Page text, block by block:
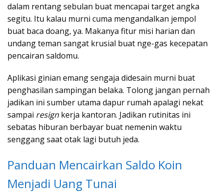
dalam rentang sebulan buat mencapai target angka
segitu. Itu kalau murni cuma mengandalkan jempol
buat baca doang, ya. Makanya fitur misi harian dan
undang teman sangat krusial buat nge-gas kecepatan
pencairan saldomu.
Aplikasi ginian emang sengaja didesain murni buat
penghasilan sampingan belaka. Tolong jangan pernah
jadikan ini sumber utama dapur rumah apalagi nekat
sampai resign kerja kantoran. Jadikan rutinitas ini
sebatas hiburan berbayar buat nemenin waktu
senggang saat otak lagi butuh jeda.
Panduan Mencairkan Saldo Koin
Menjadi Uang Tunai